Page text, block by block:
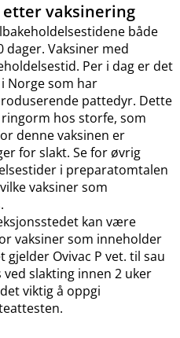
vaksinering
både
dager. Vaksiner med
Per i dag er det
Norge som har
pattedyr. Dette
hos storfe, som
denne vaksinen er
for slakt. Se for øvrig
i preparatomtalen
vaksiner som
kan være
vaksiner som inneholder
Ovivac P vet. til sau
slakting innen 2 uker
viktig å oppgi